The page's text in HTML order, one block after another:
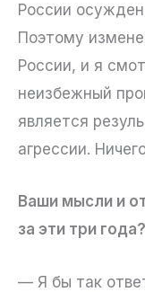
России
Поэтому
России, и я
неизбежный
является
агрессии.
Ваши мысли и
за эти три года?
— Я бы так